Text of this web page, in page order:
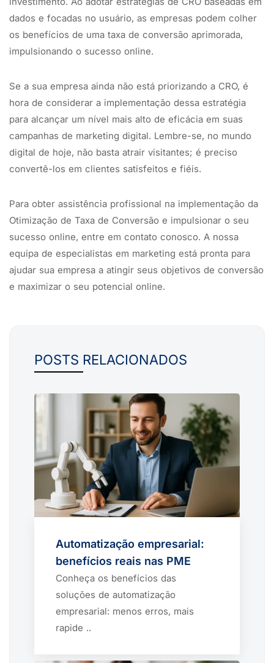
dados e focadas no usuário, as empresas podem colher
os benefícios de uma taxa de conversão aprimorada,
impulsionando o sucesso online.
Se a sua empresa ainda não está priorizando a CRO, é
hora de considerar a implementação dessa estratégia
para alcançar um nível mais alto de eficácia em suas
campanhas de marketing digital. Lembre-se, no mundo
digital de hoje, não basta atrair visitantes; é preciso
convertê-los em clientes satisfeitos e fiéis.
Para obter assistência profissional na implementação da
Otimização de Taxa de Conversão e impulsionar o seu
sucesso online, entre em contato conosco. A nossa
equipa de especialistas em marketing está pronta para
ajudar sua empresa a atingir seus objetivos de conversão
e maximizar o seu potencial online.
POSTS RELACIONADOS
Automatização empresarial:
benefícios reais nas PME
Conheça os benefícios das
soluções de automatização
empresarial: menos erros, mais
rapide ..